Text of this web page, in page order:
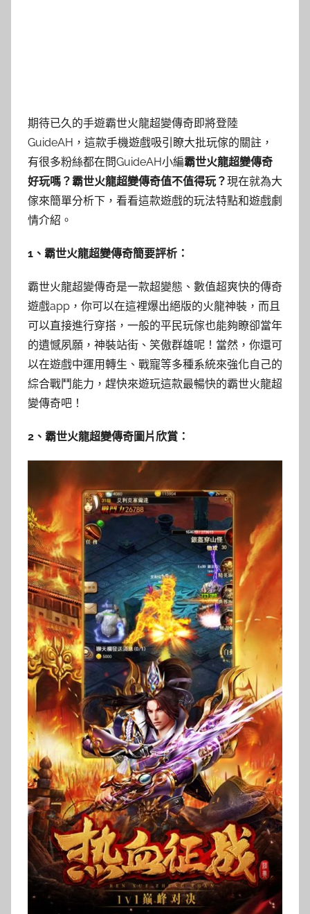
期待已久的手遊霸世火龍超變傳奇即將登陸
GuideAH，這款手機遊戲吸引瞭大批玩傢的關註，
有很多粉絲都在問GuideAH小編霸世火龍超變傳奇
好玩嗎？霸世火龍超變傳奇值不值得玩？現在就為大
傢來簡單分析下，看看這款遊戲的玩法特點和遊戲劇
情介紹。
1、霸世火龍超變傳奇簡要評析：
霸世火龍超變傳奇是一款超變態、數值超爽快的傳奇
遊戲app，你可以在這裡爆出絕版的火龍神裝，而且
可以直接進行穿搭，一般的平民玩傢也能夠瞭卻當年
的遺憾夙願，神裝站街、笑傲群雄呢！當然，你還可
以在遊戲中運用轉生、戰寵等多種系統來強化自己的
綜合戰鬥能力，趕快來遊玩這款最暢快的霸世火龍超
變傳奇吧！
2、霸世火龍超變傳奇圖片欣賞：